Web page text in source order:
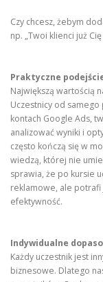
Czy chcesz, żebym
np. „Twoi klienci już
Praktyczne
Największą wartością
Uczestnicy od
kontach Google Ads,
analizować wyniki i
często kończą się w
wiedzą, której nie
sprawia, że po kursie
reklamowe, ale potrafi
efektywność.
Indywidualne
Każdy uczestnik jest
biznesowe. Dlatego